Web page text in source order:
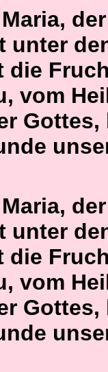
unter
die
vom
unter
die
vom